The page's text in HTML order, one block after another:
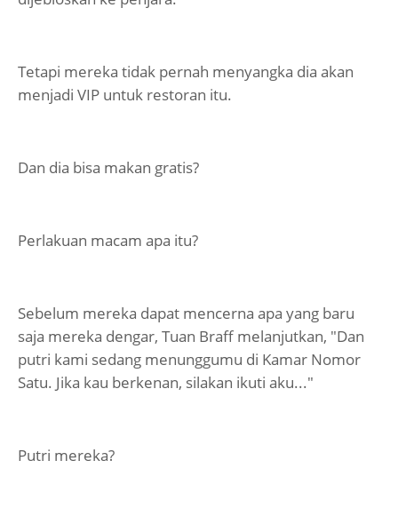
Tetapi mereka tidak pernah menyangka dia akan
menjadi VIP untuk restoran itu.
Dan dia bisa makan gratis?
Perlakuan macam apa itu?
Sebelum mereka dapat mencerna apa yang baru
saja mereka dengar, Tuan Braff melanjutkan, "Dan
putri kami sedang menunggumu di Kamar Nomor
Satu. Jika kau berkenan, silakan ikuti aku..."
Putri mereka?